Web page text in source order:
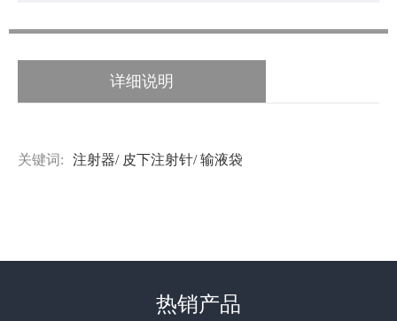
详细说明
关键词: 注射器/ 皮下注射针/ 输液袋
热销产品